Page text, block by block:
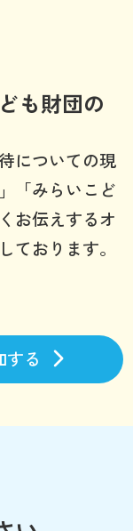
も財団の
についての現
「みらいこど
お伝えするオ
ております。
する